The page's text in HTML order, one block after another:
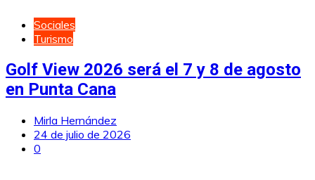
Sociales
Turismo
Golf View 2026 será el 7 y 8 de agosto
en Punta Cana
Mirla Hernández
24 de julio de 2026
0